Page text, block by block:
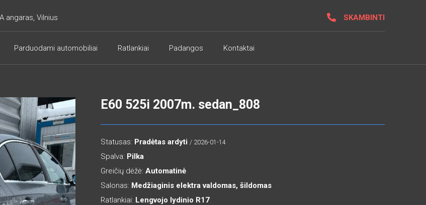
angaras, Vilnius SKAMBINTI
Parduodami automobiliai Ratlankiai Padangos Kontaktai
E60 525i 2007m. sedan_808
Statusas: Pradėtas ardyti / 2026-01-14
Spalva: Pilka
Greičių dėžė: Automatinė
Salonas: Medžiaginis elektra valdomas, šildomas
Ratlankiai: Lengvojo lydinio R17